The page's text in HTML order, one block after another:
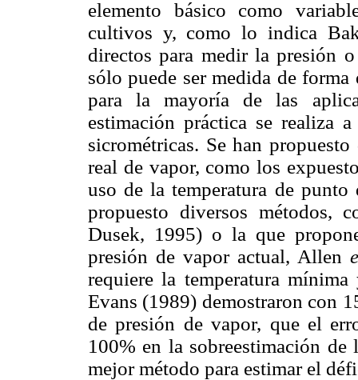
elemento básico como
cultivos y, como lo indica
directos para medir la presión
sólo puede ser medida de
para la mayoría de las
estimación práctica se realiza
sicrométricas. Se han
real de vapor, como los
uso de la temperatura de
propuesto diversos métodos,
Dusek, 1995) o la que
presión de vapor actual, Allen
requiere la temperatura
Evans (1989) demostraron con
de presión de vapor, que el
100% en la sobreestimación de
mejor método para estimar el